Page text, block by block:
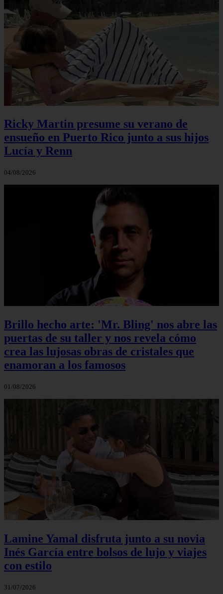
Ricky Martin presume su verano de
ensueño en Puerto Rico junto a sus hijos
Lucía y Renn
04/08/2026
Brillo hecho arte: 'Mr. Bling' nos abre las
puertas de su taller y nos revela cómo
crea las lujosas obras de cristales que
enamoran a los famosos
01/08/2026
Lamine Yamal disfruta junto a su novia
Inés García entre bolsos de lujo y viajes
con estilo
31/07/2026